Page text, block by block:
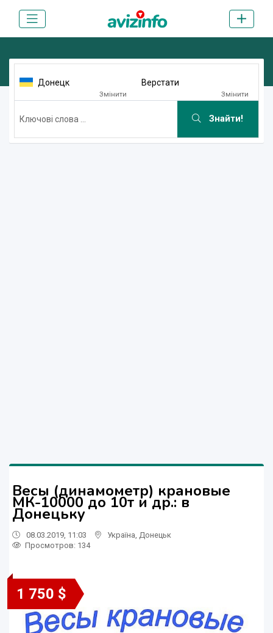
Донецк
Змінити
Верстати
Змінити
Знайти!
Весы (динамометр) крановые
МК-10000 до 10т и др.: в
Донецьку
08.03.2019, 11:03 Україна Донецьк
Просмотров: 134
1 750 $